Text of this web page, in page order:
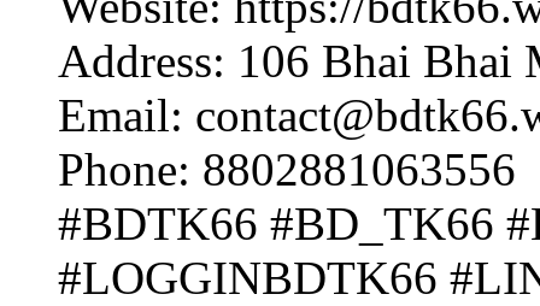
Address: 106 Bhai Bhai
Email:
Phone: 8802881063556
#BDTK66 #BD_TK66
#LOGGINBDTK66